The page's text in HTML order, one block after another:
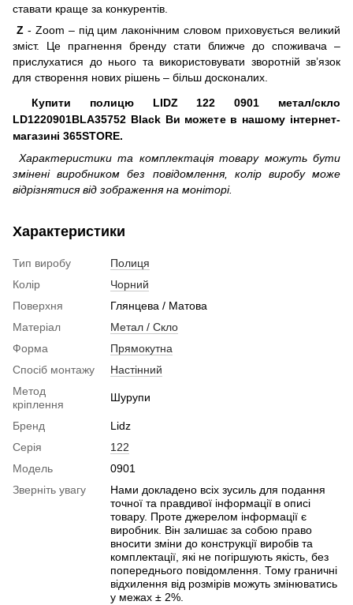
ставати краще за конкурентів.
Z - Zoom – під цим лаконічним словом приховується великий
зміст. Це прагнення бренду стати ближче до споживача –
прислухатися до нього та використовувати зворотній зв’язок
для створення нових рішень – більш досконалих.
Купити полицю LIDZ 122 0901 метал/скло
LD1220901BLA35752 Black Ви можете в нашому інтернет-
магазині 365STORE.
Характеристики та комплектація товару можуть бути
змінені виробником без повідомлення, колір виробу може
відрізнятися від зображення на моніторі.
Характеристики
Тип виробу
Полиця
Колір
Чорний
Поверхня
Глянцева / Матова
Матеріал
Метал / Скло
Форма
Прямокутна
Спосіб монтажу
Настінний
Метод
кріплення
Шурупи
Бренд
Lidz
Серія
122
Модель
0901
Зверніть увагу
Нами докладено всіх зусиль для подання
точної та правдивої інформації в описі
товару. Проте джерелом інформації є
виробник. Він залишає за собою право
вносити зміни до конструкції виробів та
комплектації, які не погіршують якість, без
попереднього повідомлення. Тому граничні
відхилення від розмірів можуть змінюватись
у межах ± 2%.